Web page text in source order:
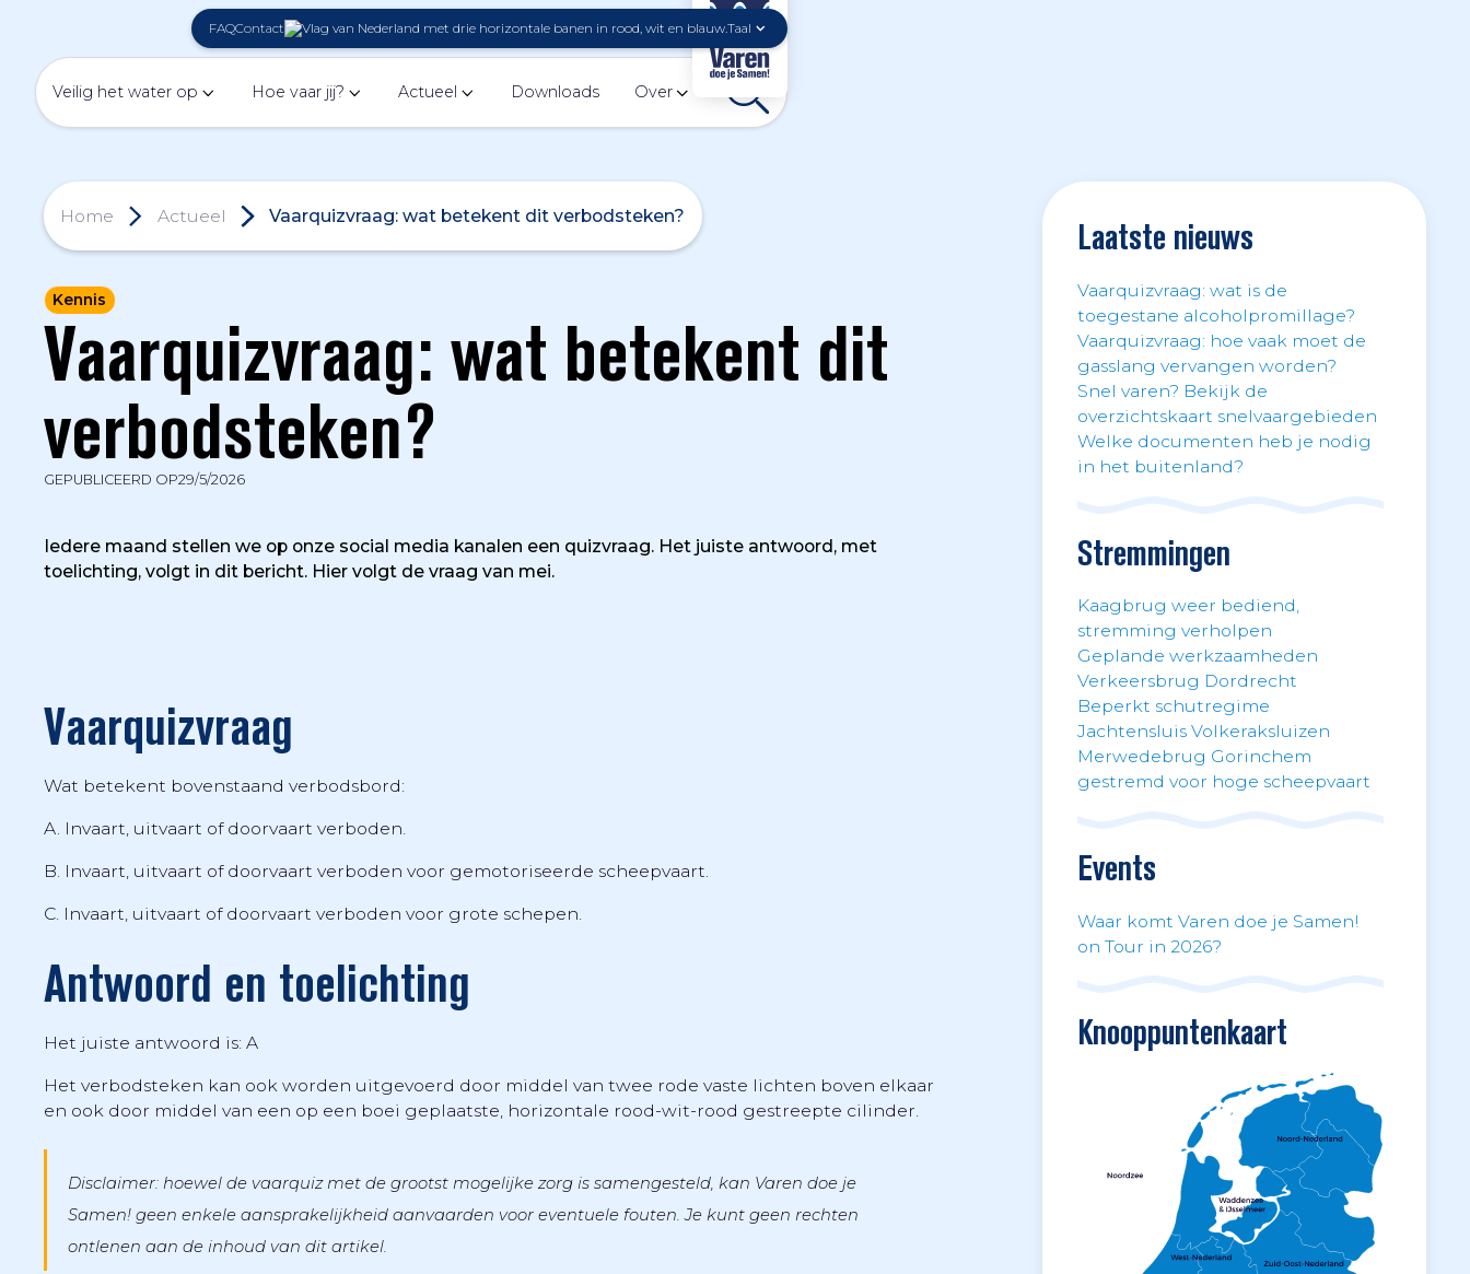
FAQContact Taal
Veilig het water op Hoe vaar jij? Actueel Downloads Over
Home Actueel Vaarquizvraag: wat betekent dit verbodsteken?
Kennis
Vaarquizvraag: wat betekent dit
verbodsteken?
GEPUBLICEERD OP29/5/2026
Iedere maand stellen we op onze social media kanalen een quizvraag. Het juiste antwoord, met
toelichting, volgt in dit bericht. Hier volgt de vraag van mei.
Vaarquizvraag
Wat betekent bovenstaand verbodsbord:
A. Invaart, uitvaart of doorvaart verboden.
B. Invaart, uitvaart of doorvaart verboden voor gemotoriseerde scheepvaart.
C. Invaart, uitvaart of doorvaart verboden voor grote schepen.
Antwoord en toelichting
Het juiste antwoord is: A
Het verbodsteken kan ook worden uitgevoerd door middel van twee rode vaste lichten boven elkaar
en ook door middel van een op een boei geplaatste, horizontale rood-wit-rood gestreepte cilinder.
Disclaimer: hoewel de vaarquiz met de grootst mogelijke zorg is samengesteld, kan Varen doe je
Samen! geen enkele aansprakelijkheid aanvaarden voor eventuele fouten. Je kunt geen rechten
ontlenen aan de inhoud van dit artikel.
Laatste nieuws
Vaarquizvraag: wat is de
toegestane alcoholpromillage?
Vaarquizvraag: hoe vaak moet de
gasslang vervangen worden?
Snel varen? Bekijk de
overzichtskaart snelvaargebieden
Welke documenten heb je nodig
in het buitenland?
Stremmingen
Kaagbrug weer bediend,
stremming verholpen
Geplande werkzaamheden
Verkeersbrug Dordrecht
Beperkt schutregime
Jachtensluis Volkeraksluizen
Merwedebrug Gorinchem
gestremd voor hoge scheepvaart
Events
Waar komt Varen doe je Samen!
on Tour in 2026?
Knooppuntenkaart